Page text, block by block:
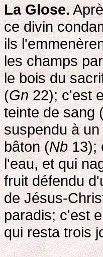
La Glose.
ce divin
ils
les champs
le bois du
(Gn22); c'est
teinte de sang
suspendu à
bâton (Nb13);
l'eau, et qui
fruit défendu
de Jésus-
paradis; c'est
qui resta trois